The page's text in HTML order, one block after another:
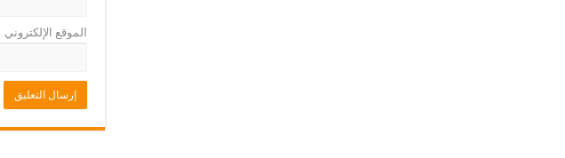
الموقع الإلكتروني